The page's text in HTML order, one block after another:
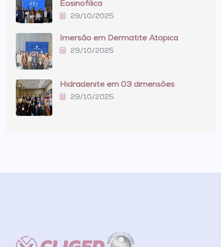
Eosinofílica
29/10/2025
Imersão em Dermatite Atópica
29/10/2025
Hidradenite em 03 dimensões
29/10/2025